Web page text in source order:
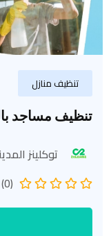
تنظيف منازل
تنظيف مساجد
توكلينز
(0)